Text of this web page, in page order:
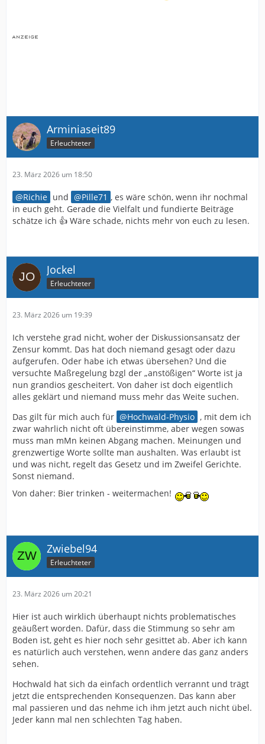
Arminiaseit89
Erleuchteter
23. März 2026 um 18:50
Richie und Pille71 , es wäre schön, wenn ihr nochmal
in euch geht. Gerade die Vielfalt und fundierte Beiträge
schätze ich 👍 Wäre schade, nichts mehr von euch zu lesen.
Jockel
Erleuchteter
23. März 2026 um 19:39
Ich verstehe grad nicht, woher der Diskussionsansatz der
Zensur kommt. Das hat doch niemand gesagt oder dazu
aufgerufen. Oder habe ich etwas übersehen? Und die
versuchte Maßregelung bzgl der „anstößigen“ Worte ist ja
nun grandios gescheitert. Von daher ist doch eigentlich
alles geklärt und niemand muss mehr das Weite suchen.
Das gilt für mich auch für
Hochwald-Physio , mit dem ich
zwar wahrlich nicht oft übereinstimme, aber wegen sowas
muss man mMn keinen Abgang machen. Meinungen und
grenzwertige Worte sollte man aushalten. Was erlaubt ist
und was nicht, regelt das Gesetz und im Zweifel Gerichte.
Sonst niemand.
Von daher: Bier trinken - weitermachen!
Zwiebel94
Erleuchteter
23. März 2026 um 20:21
Hier ist auch wirklich überhaupt nichts problematisches
geäußert worden. Dafür, dass die Stimmung so sehr am
Boden ist, geht es hier noch sehr gesittet ab. Aber ich kann
es natürlich auch verstehen, wenn andere das ganz anders
sehen.
Hochwald hat sich da einfach ordentlich verrannt und trägt
jetzt die entsprechenden Konsequenzen. Das kann aber
mal passieren und das nehme ich ihm jetzt auch nicht übel.
Jeder kann mal nen schlechten Tag haben.